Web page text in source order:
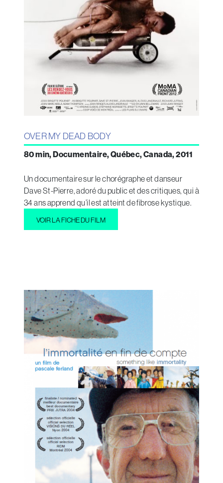
OVER MY DEAD BODY
80 min, Documentaire, Québec, Canada, 2011
Un documentaire sur le chorégraphe et danseur
Dave St-Pierre, adoré du public et des critiques, qui à
34 ans apprend qu’il est atteint de fibrose kystique.
VOIR LA FICHE DU FILM